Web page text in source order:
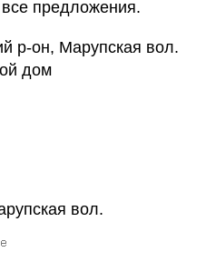
предложения.
р-он, Марупская вол.
дом
вол.